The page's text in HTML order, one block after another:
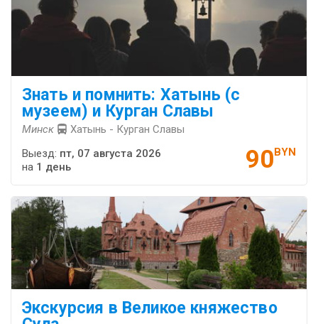
Знать и помнить: Хатынь (с
музеем) и Курган Славы
Минск Хатынь - Курган Славы
90BYN
Выезд: пт, 07 августа 2026
на 1 день
Экскурсия в Великое княжество